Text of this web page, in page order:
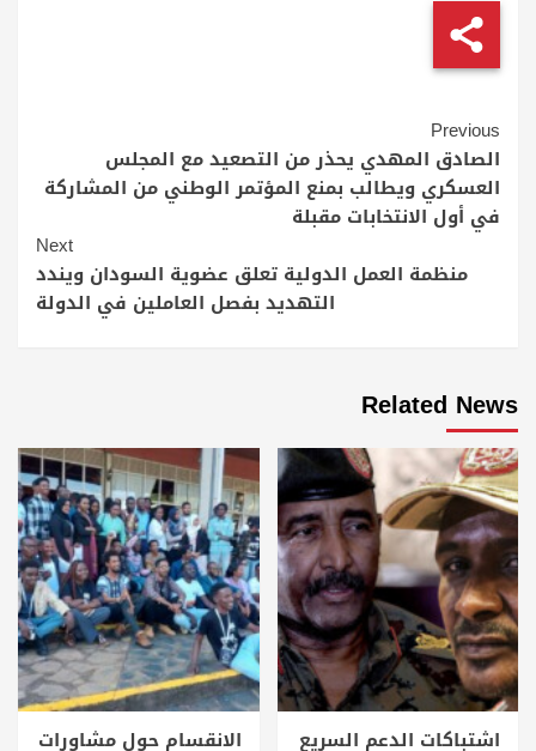
Continue
Reading
Previous
الصادق المهدي يحذر من التصعيد مع المجلس
العسكري ويطالب بمنع المؤتمر الوطني من المشاركة
في أول الانتخابات مقبلة
Next
منظمة العمل الدولية تعلق عضوية السودان ويندد
التهديد بفصل العاملين في الدولة
Related News
اشتباكات الدعم السريع الانقسام حول مشاورات